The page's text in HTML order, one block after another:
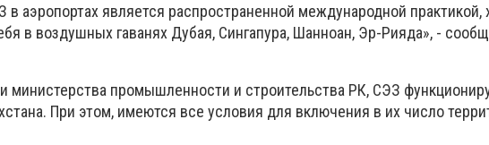
в аэропортах является распространенной международной практикой,
в воздушных гаванях Дубая, Сингапура, Шанноан, Эр-Рияда», -
министерства промышленности и строительства РК, СЭЗ
При этом, имеются все условия для включения в их число